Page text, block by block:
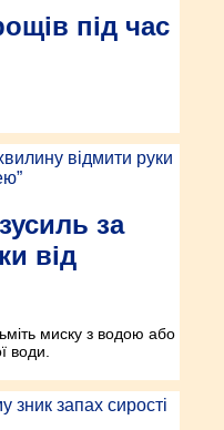
під час
за
від
миску з водою або
води.